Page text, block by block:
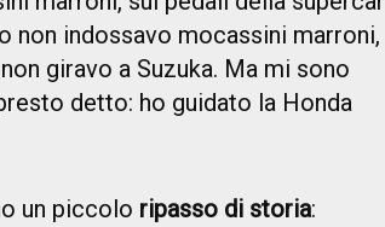
non indossavo mocassini marroni,
giravo a Suzuka. Ma mi sono
detto: ho guidato la Honda
un piccolo ripasso di storia: